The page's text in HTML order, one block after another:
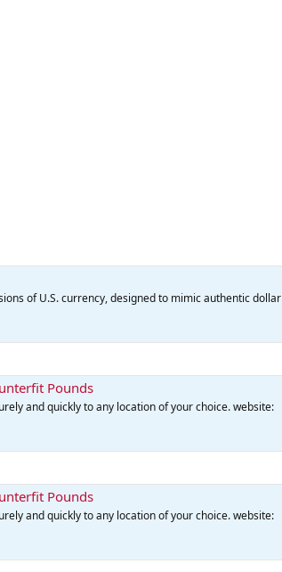
of U.S. currency, designed to mimic authentic dollar
Pounds
and quickly to any location of your choice. website:
Pounds
and quickly to any location of your choice. website: